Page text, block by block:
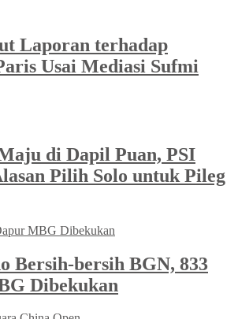
Laporan terhadap
Usai Mediasi Sufmi
di Dapil Puan, PSI
Pilih Solo untuk Pileg
Bersih-bersih BGN, 833
Dibekukan